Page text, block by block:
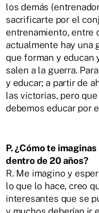
los demás
sacrificarte por el
entrenamiento, entre
actualmente hay una
que forman y educan
salen a la guerra.
y educar; a partir de
las victorias, pero
debemos educar por
P. ¿Cómo te
dentro de 20 años?
R. Me imagino y
lo que lo hace, creo
interesantes que se
y muchos deberían ir